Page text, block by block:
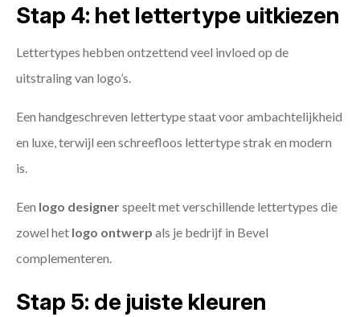
Stap 4: het lettertype uitkiezen
Lettertypes hebben ontzettend veel invloed op de
uitstraling van logo’s.
Een handgeschreven lettertype staat voor ambachtelijkheid
en luxe, terwijl een schreefloos lettertype strak en modern
is.
Een logo designerspeelt met verschillende lettertypes die
zowel het logo ontwerp als je bedrijf in Bevel
complementeren.
Stap 5: de juiste kleuren